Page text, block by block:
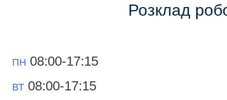
Розклад
ПН 08:00-17:15
ВТ 08:00-17:15